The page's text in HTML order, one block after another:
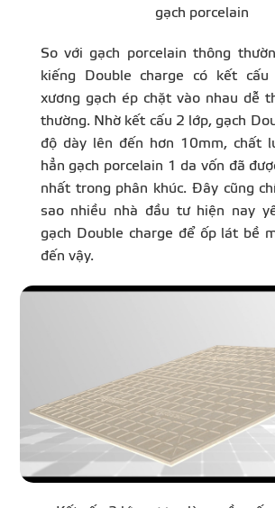
gạch porcelain
So với gạch porcelain thông
kiếng Double charge có kết
xương gạch ép chặt vào nhau dễ
thường. Nhờ kết cấu 2 lớp, gạch
độ dày lên đến hơn 10mm, chất
hẳn gạch porcelain 1 da vốn đã
nhất trong phân khúc. Đây cũng
sao nhiều nhà đầu tư hiện nay
gạch Double charge để ốp lát bề
đến vậy.